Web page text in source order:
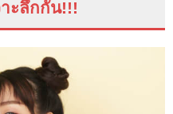
าะลึกกัน!!!